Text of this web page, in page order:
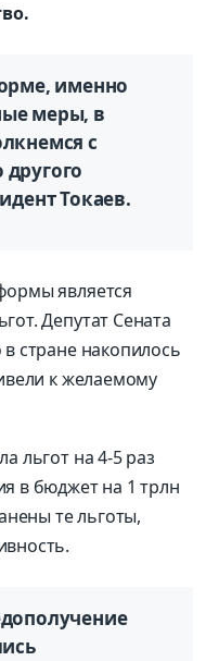
именно
меры, в
с
Токаев.
является
Депутат Сената
стране накопилось
к желаемому
льгот на 4-5 раз
в бюджет на 1 трлн
те льготы,